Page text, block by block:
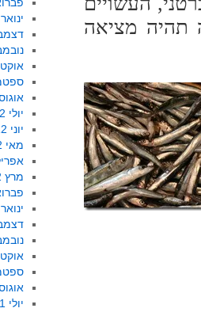
תהיה מציאה
ינואר 2013
דצמבר
נובמבר
אוגוסט
יולי 2012
יוני 2012
מאי 2012
אפריל
מרץ 2012
פברואר
ינואר 2012
דצמבר
נובמבר
אוגוסט
יולי 2011